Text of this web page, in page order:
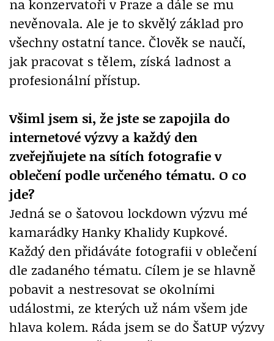
na konzervatoři v Praze a dále se mu
nevěnovala. Ale je to skvělý základ pro
všechny ostatní tance. Člověk se naučí,
jak pracovat s tělem, získá ladnost a
profesionální přístup.
Všiml jsem si, že jste se zapojila do
internetové výzvy a každý den
zveřejňujete na sítích fotografie v
oblečení podle určeného tématu. O co
jde?
Jedná se o šatovou lockdown výzvu mé
kamarádky Hanky Khalidy Kupkové.
Každý den přidáváte fotografii v oblečení
dle zadaného tématu. Cílem je se hlavně
pobavit a nestresovat se okolními
událostmi, ze kterých už nám všem jde
hlava kolem. Ráda jsem se do ŠatUP výzvy